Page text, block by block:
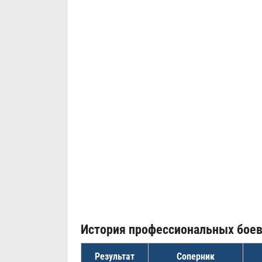
История профессиональных боев
Результат Соперник